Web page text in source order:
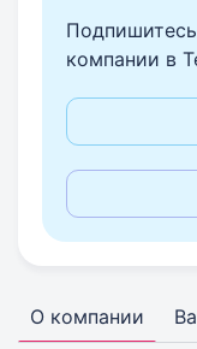
компании в
О компании